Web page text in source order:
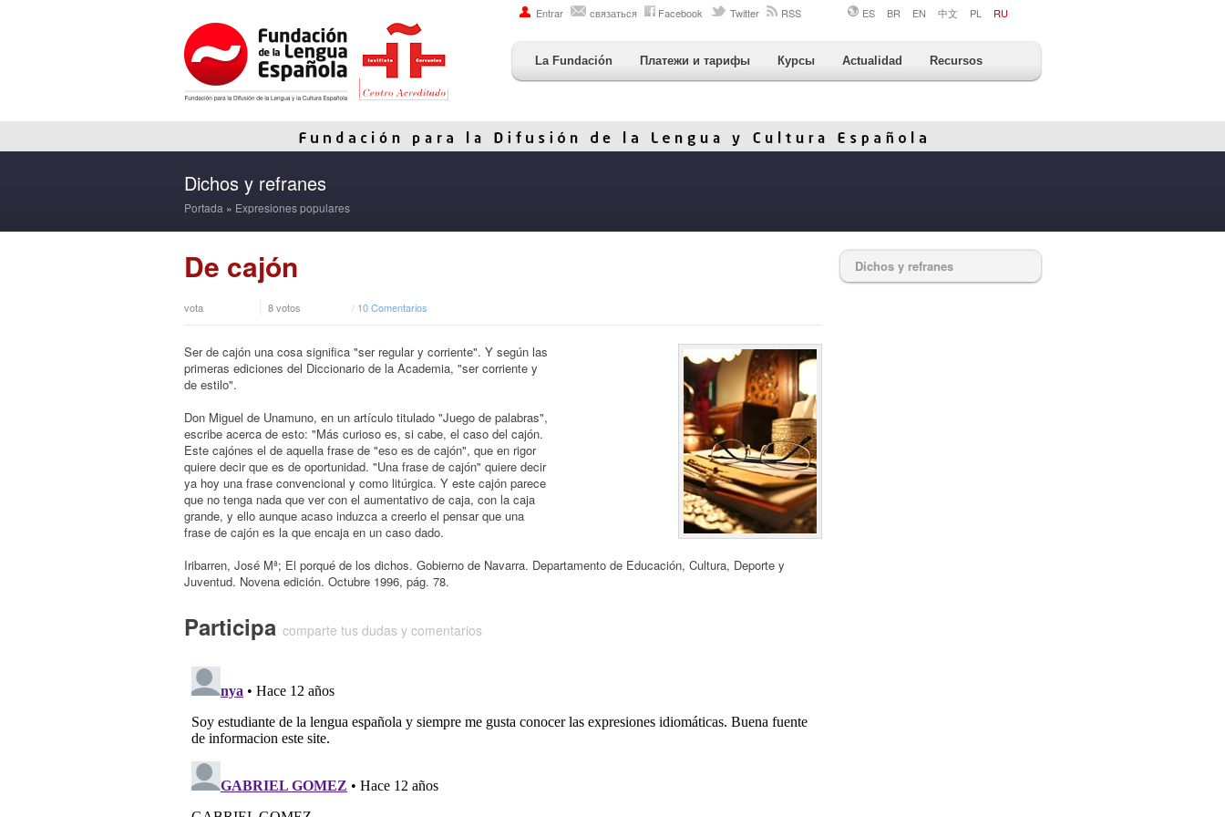
Entrar связаться Facebook Twitter RSS ES BR EN 中文 PL RU
La Fundación Платежи и тарифы Курсы Actualidad Recursos
Dichos y refranes
Portada » Expresiones populares
De cajón
vota 8 votos / 10 Comentarios
Ser de cajón una cosa significa "ser regular y corriente". Y según las
primeras ediciones del Diccionario de la Academia, "ser corriente y
de estilo".
Don Miguel de Unamuno, en un artículo titulado "Juego de palabras",
escribe acerca de esto: "Más curioso es, si cabe, el caso del cajón.
Este cajónes el de aquella frase de "eso es de cajón", que en rigor
quiere decir que es de oportunidad. "Una frase de cajón" quiere decir
ya hoy una frase convencional y como litúrgica. Y este cajón parece
que no tenga nada que ver con el aumentativo de caja, con la caja
grande, y ello aunque acaso induzca a creerlo el pensar que una
frase de cajón es la que encaja en un caso dado.
Iribarren, José Mª; El porqué de los dichos. Gobierno de Navarra. Departamento de Educación, Cultura, Deporte y
Juventud. Novena edición. Octubre 1996, pág. 78.
Participa comparte tus dudas y comentarios
Dichos y refranes